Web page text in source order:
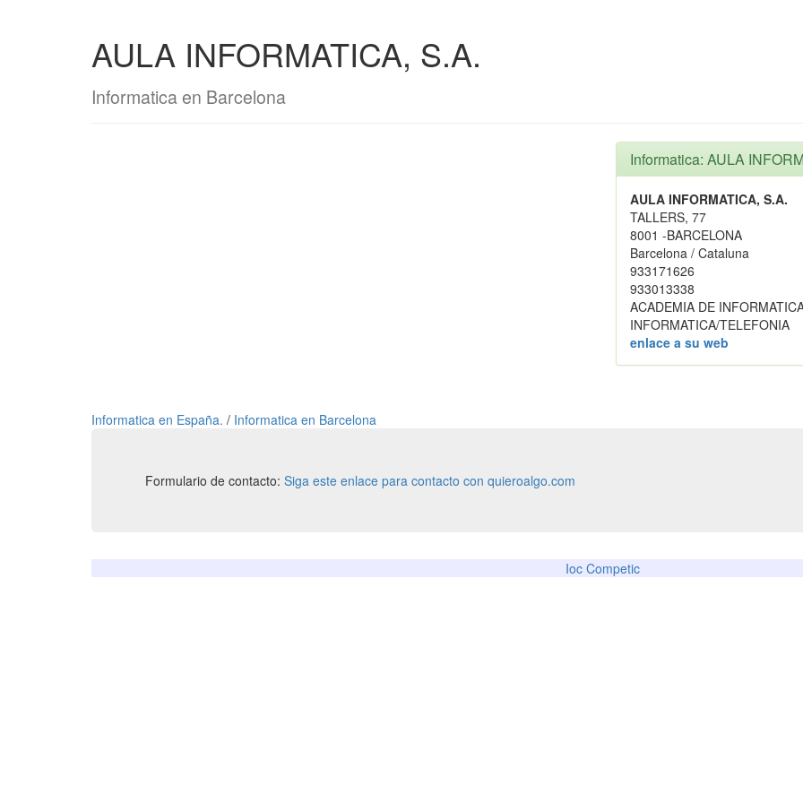
AULA INFORMATICA, S.A.
Informatica en Barcelona
Informatica: AULA
AULA INFORMATICA, S.A.
TALLERS, 77
8001 -BARCELONA
Barcelona / Cataluna
933171626
933013338
ACADEMIA DE
INFORMATICA/TELEFONIA
enlace a su web
Informatica en España. / Informatica en Barcelona
Formulario de contacto: Siga este enlace para contacto con quieroalgo.com
Ioc Competic